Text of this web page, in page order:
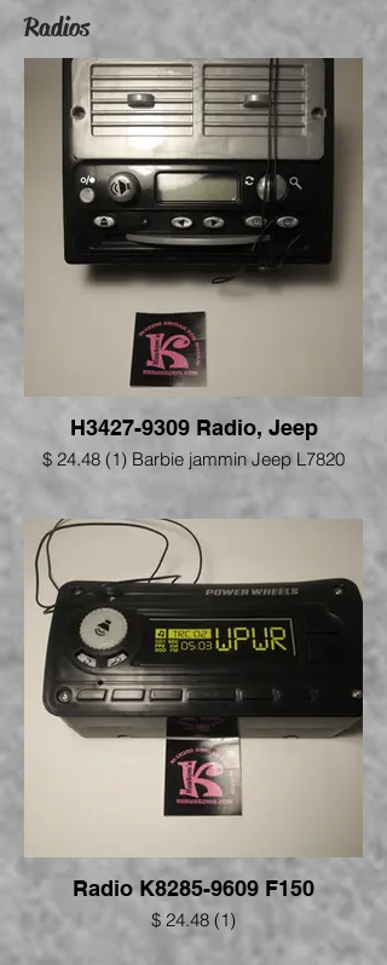
Radios
H3427-9309 Radio, Jeep
$ 24.48 (1) Barbie jammin Jeep L7820
Radio K8285-9609 F150
$ 24.48 (1)